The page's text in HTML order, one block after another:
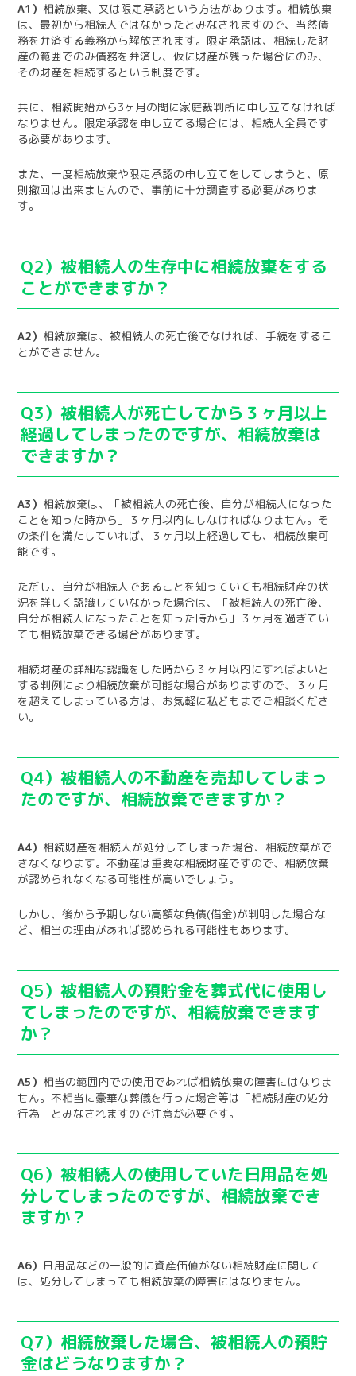
A1） 相続放棄、又は限定承認という方法があります。相続放棄
は、最初から相続人ではなかったとみなされますので、当然債
務を弁済する義務から解放されます。限定承認は、相続した財
産の範囲でのみ債務を弁済し、仮に財産が残った場合にのみ、
その財産を相続するという制度です。
共に、相続開始から3ヶ月の間に家庭裁判所に申し立てなければ
なりません。限定承認を申し立てる場合には、相続人全員です
る必要があります。
また、一度相続放棄や限定承認の申し立てをしてしまうと、原
則撤回は出来ませんので、事前に十分調査する必要がありま
す。
Q2）被相続人の生存中に相続放棄をする
ことができますか？
A2） 相続放棄は、被相続人の死亡後でなければ、手続をするこ
とができません。
Q3）被相続人が死亡してから３ヶ月以上
経過してしまったのですが、相続放棄は
できますか？
A3） 相続放棄は、「被相続人の死亡後、自分が相続人になった
ことを知った時から」３ヶ月以内にしなければなりません。そ
の条件を満たしていれば、３ヶ月以上経過しても、相続放棄可
能です。
ただし、自分が相続人であることを知っていても相続財産の状
況を詳しく認識していなかった場合は、「被相続人の死亡後、
自分が相続人になったことを知った時から」３ヶ月を過ぎてい
ても相続放棄できる場合があります。
相続財産の詳細な認識をした時から３ヶ月以内にすればよいと
する判例により相続放棄が可能な場合がありますので、３ヶ月
を超えてしまっている方は、お気軽に私どもまでご相談くださ
い。
Q4）被相続人の不動産を売却してしまっ
たのですが、相続放棄できますか？
A4） 相続財産を相続人が処分してしまった場合、相続放棄がで
きなくなります。不動産は重要な相続財産ですので、相続放棄
が認められなくなる可能性が高いでしょう。
しかし、後から予期しない高額な負債(借金)が判明した場合な
ど、相当の理由があれば認められる可能性もあります。
Q5）被相続人の預貯金を葬式代に使用し
てしまったのですが、相続放棄できます
か？
A5） 相当の範囲内での使用であれば相続放棄の障害にはなりま
せん。不相当に豪華な葬儀を行った場合等は「相続財産の処分
行為」とみなされますので注意が必要です。
Q6）被相続人の使用していた日用品を処
分してしまったのですが、相続放棄でき
ますか？
A6） 日用品などの一般的に資産価値がない相続財産に関して
は、処分してしまっても相続放棄の障害にはなりません。
Q7）相続放棄した場合、被相続人の預貯
金はどうなりますか？